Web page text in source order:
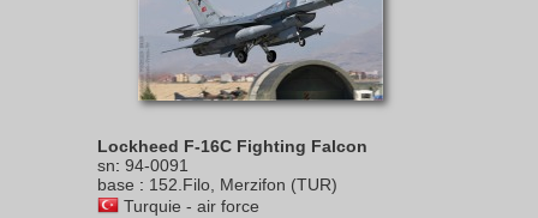
Lockheed F-16C Fighting Falcon
sn: 94-0091
base : 152.Filo, Merzifon (TUR)
Turquie - air force